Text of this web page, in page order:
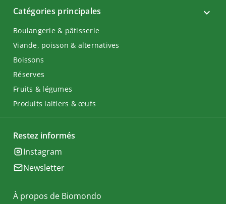
Catégories principales
Boulangerie & pâtisserie
Viande, poisson & alternatives
Boissons
Réserves
Fruits & légumes
Produits laitiers & œufs
Restez informés
Instagram
Newsletter
À propos de Biomondo